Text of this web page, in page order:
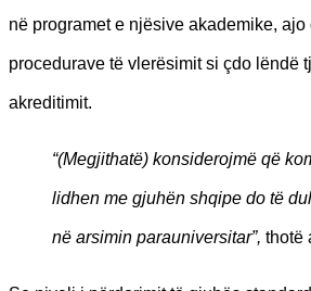
në programet e njësive akademike, ajo
procedurave të vlerësimit si çdo lëndë
akreditimit.
“(Megjithatë) konsiderojmë që
lidhen me gjuhën shqipe do të
në arsimin parauniversitar”, thotë